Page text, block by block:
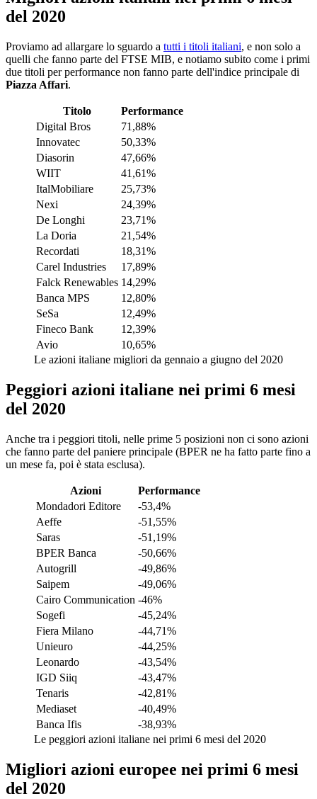
del 2020
Proviamo ad allargare lo sguardo a tutti i titoli italiani, e non solo a
quelli che fanno parte del FTSE MIB, e notiamo subito come i primi
due titoli per performance non fanno parte dell'indice principale di
Piazza Affari.
Titolo
Performance
Digital Bros
71,88%
Innovatec
50,33%
Diasorin
47,66%
WIIT
41,61%
ItalMobiliare
25,73%
Nexi
24,39%
De Longhi
23,71%
La Doria
21,54%
Recordati
18,31%
Carel Industries
17,89%
Falck Renewables 14,29%
Banca MPS
12,80%
SeSa
12,49%
Fineco Bank
12,39%
Avio
10,65%
Le azioni italiane migliori da gennaio a giugno del 2020
Peggiori azioni italiane nei primi 6 mesi
del 2020
Anche tra i peggiori titoli, nelle prime 5 posizioni non ci sono azioni
che fanno parte del paniere principale (BPER ne ha fatto parte fino a
un mese fa, poi è stata esclusa).
Azioni
Performance
Mondadori Editore
-53,4%
Aeffe
-51,55%
Saras
-51,19%
BPER Banca
-50,66%
Autogrill
-49,86%
Saipem
-49,06%
Cairo Communication -46%
Sogefi
-45,24%
Fiera Milano
-44,71%
Unieuro
-44,25%
Leonardo
-43,54%
IGD Siiq
-43,47%
Tenaris
-42,81%
Mediaset
-40,49%
Banca Ifis
-38,93%
Le peggiori azioni italiane nei primi 6 mesi del 2020
Migliori azioni europee nei primi 6 mesi
del 2020